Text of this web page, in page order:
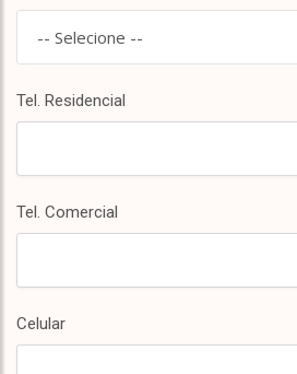
-- Selecione --
Tel. Residencial
Tel. Comercial
Celular